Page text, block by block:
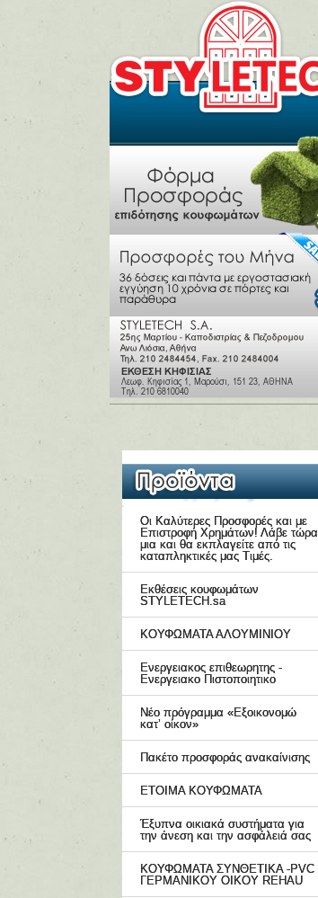
Οι Καλύτερες Προσφορές και με
Επιστροφή Χρημάτων! Λάβε τώρα
μια και θα εκπλαγείτε από τις
καταπληκτικές μας Τιμές.
Εκθέσεις κουφωμάτων
STYLETECH.sa
ΚΟΥΦΩΜΑΤΑ ΑΛΟΥΜΙΝΙΟΥ
Ενεργειακος επιθεωρητης -
Ενεργειακο Πιστοποιητικο
Νέο πρόγραμμα «Εξοικονομώ
κατ’ οίκον»
Πακέτο προσφοράς ανακαίνισης
ΕΤΟΙΜΑ ΚΟΥΦΩΜΑΤΑ
Έξυπνα οικιακά συστήματα για
την άνεση και την ασφάλειά σας
ΚΟΥΦΩΜΑΤΑ ΣΥΝΘΕΤΙΚΑ -PVC
ΓΕΡΜΑΝΙΚΟΥ ΟΙΚΟΥ REHAU